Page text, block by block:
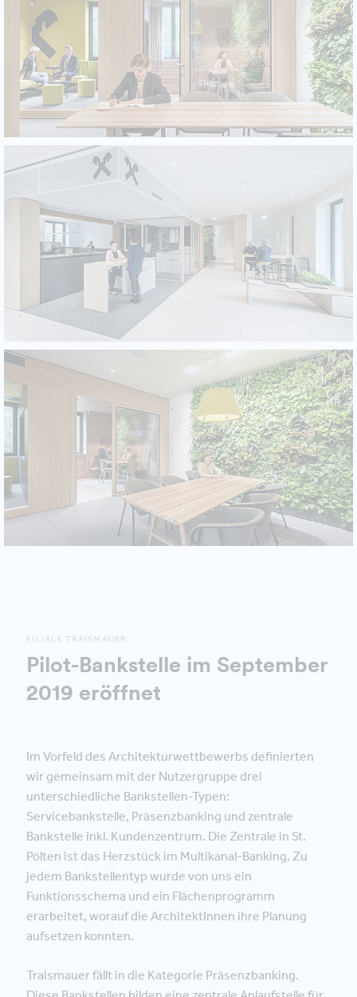
FILIALE TRAISMAUER
Pilot-Bankstelle im September
2019 eröffnet
Im Vorfeld des Architekturwettbewerbs definierten
wir gemeinsam mit der Nutzergruppe drei
unterschiedliche Bankstellen-Typen:
Servicebankstelle, Präsenzbanking und zentrale
Bankstelle inkl. Kundenzentrum. Die Zentrale in St.
Pölten ist das Herzstück im Multikanal-Banking. Zu
jedem Bankstellentyp wurde von uns ein
Funktionsschema und ein Flächenprogramm
erarbeitet, worauf die ArchitektInnen ihre Planung
aufsetzen konnten.
Traismauer fällt in die Kategorie Präsenzbanking.